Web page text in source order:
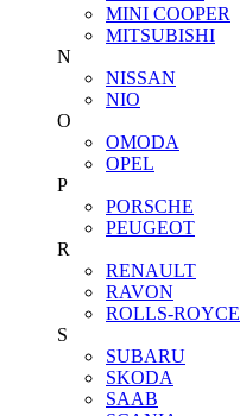
MINI COOPER
MITSUBISHI
N
NISSAN
NIO
O
OMODA
OPEL
P
PORSCHE
PEUGEOT
R
RENAULT
RAVON
ROLLS-ROYCE
S
SUBARU
SKODA
SAAB